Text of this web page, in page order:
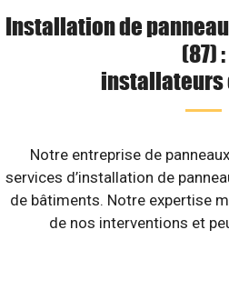
Installation de
(87) :
Notre entreprise de
services d’installation de
de bâtiments. Notre expertise
de nos interventions et